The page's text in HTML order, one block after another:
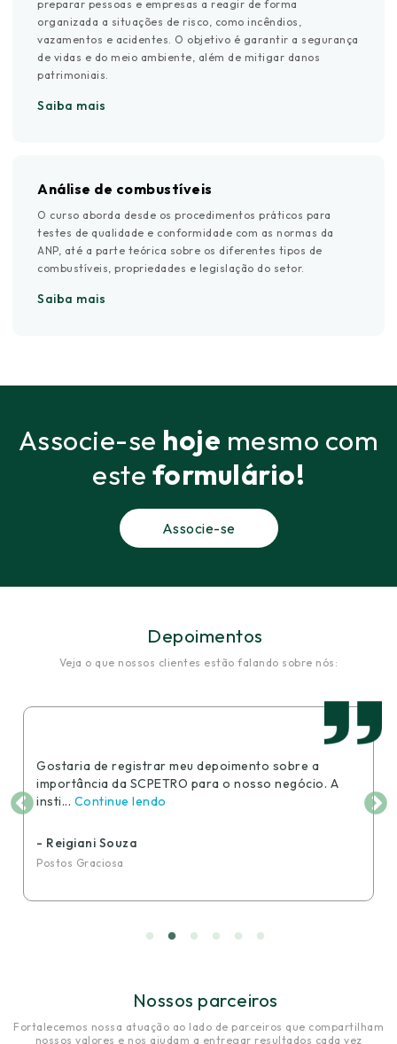
preparar pessoas e empresas a reagir de forma
organizada a situações de risco, como incêndios,
vazamentos e acidentes. O objetivo é garantir a segurança
de vidas e do meio ambiente, além de mitigar danos
patrimoniais.
Saiba mais
Análise de combustíveis
O curso aborda desde os procedimentos práticos para
testes de qualidade e conformidade com as normas da
ANP, até a parte teórica sobre os diferentes tipos de
combustíveis, propriedades e legislação do setor.
Saiba mais
Associe-se hoje mesmo com
este formulário!
Associe-se
Depoimentos
Veja o que nossos clientes estão falando sobre nós:
Gostaria de registrar meu depoimento sobre a
importância da SCPETRO para o nosso negócio. A
insti... Continue lendo
- Reigiani Souza
Postos Graciosa
Nossos parceiros
Fortalecemos nossa atuação ao lado de parceiros que compartilham
nossos valores e nos ajudam a entregar resultados cada vez